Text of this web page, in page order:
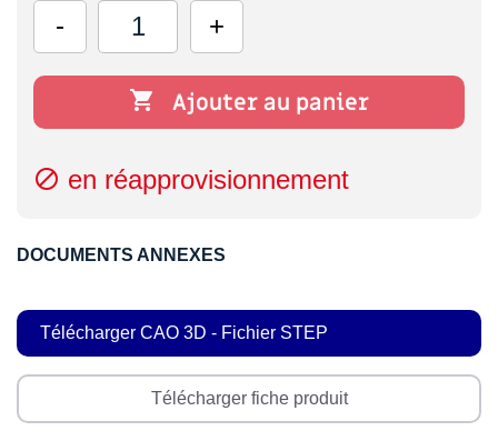
 Ajouter au panier
 en réapprovisionnement
DOCUMENTS ANNEXES
Télécharger CAO 3D - Fichier STEP
Télécharger fiche produit